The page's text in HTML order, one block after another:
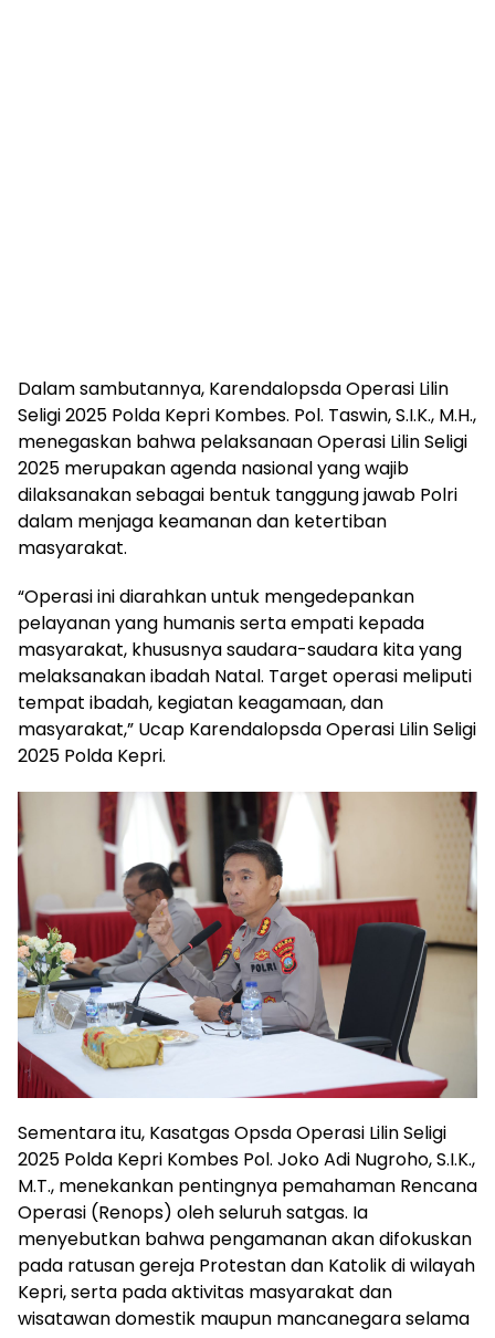
Dalam sambutannya, Karendalopsda Operasi Lilin
Seligi 2025 Polda Kepri Kombes. Pol. Taswin, S.I.K., M.H.,
menegaskan bahwa pelaksanaan Operasi Lilin Seligi
2025 merupakan agenda nasional yang wajib
dilaksanakan sebagai bentuk tanggung jawab Polri
dalam menjaga keamanan dan ketertiban
masyarakat.
“Operasi ini diarahkan untuk mengedepankan
pelayanan yang humanis serta empati kepada
masyarakat, khususnya saudara-saudara kita yang
melaksanakan ibadah Natal. Target operasi meliputi
tempat ibadah, kegiatan keagamaan, dan
masyarakat,” Ucap Karendalopsda Operasi Lilin Seligi
2025 Polda Kepri.
Sementara itu, Kasatgas Opsda Operasi Lilin Seligi
2025 Polda Kepri Kombes Pol. Joko Adi Nugroho, S.I.K.,
M.T., menekankan pentingnya pemahaman Rencana
Operasi (Renops) oleh seluruh satgas. Ia
menyebutkan bahwa pengamanan akan difokuskan
pada ratusan gereja Protestan dan Katolik di wilayah
Kepri, serta pada aktivitas masyarakat dan
wisatawan domestik maupun mancanegara selama